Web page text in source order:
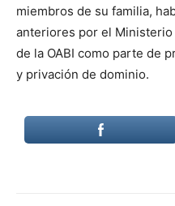
miembros de su familia,
anteriores por el
de la OABI como parte de
y privación de dominio.